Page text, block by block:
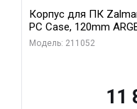
Корпус для ПК
PC Case, 120mm
Модель: 211052
11